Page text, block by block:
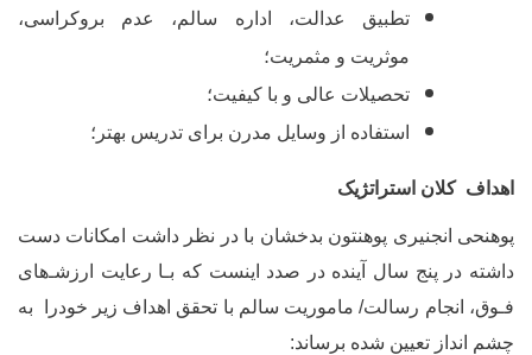
تطبیق عدالت، اداره سالم، عدم بروکراسی،
موثریت و مثمریت؛
تحصیلات عالی و با کیفیت؛
استفاده از وسایل مدرن برای تدریس بهتر؛
کلان استراتژیک
انجنیری پوهنتون بدخشان با در نظر داشت امکانات دست
در پنج سال آینده در صدد این‏ست که بـا رعایت ارزشـ‌های
انجام رسالت/ ماموریت سالم با تحقق اهداف زیر خودرا به
انداز تعیین شده برساند: